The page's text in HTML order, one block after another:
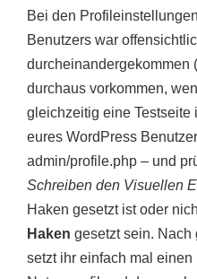
Bei den
Benutzers war
durcheinandergekommen
durchaus vorkommen,
gleichzeitig eine Testseite
eures WordPress
admin/profile.php – und
Schreiben den Visuellen
Haken gesetzt ist oder
Haken gesetzt sein. Nach
setzt ihr einfach mal